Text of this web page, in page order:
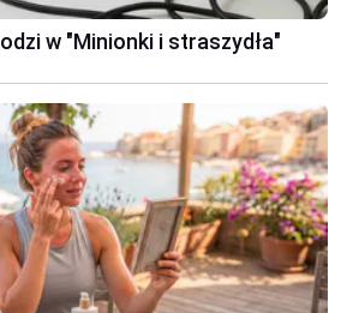
w "Minionki i straszydła"